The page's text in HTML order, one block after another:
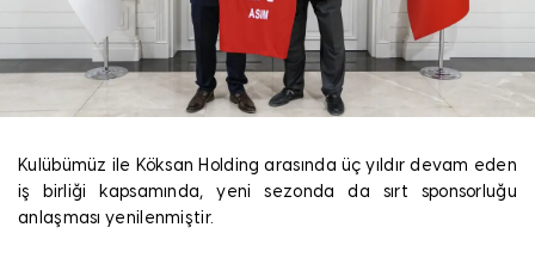
Kulübümüz ile Köksan Holding arasında üç yıldır devam eden
iş birliği kapsamında, yeni sezonda da sırt sponsorluğu
anlaşması yenilenmiştir.